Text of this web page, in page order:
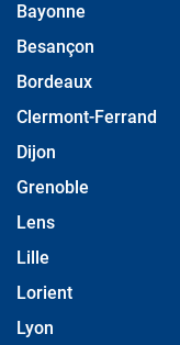
Bayonne
Besançon
Bordeaux
Clermont-Ferrand
Dijon
Grenoble
Lens
Lille
Lorient
Lyon